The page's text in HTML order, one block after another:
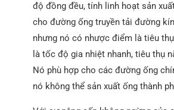
độ đồng đều, tính linh hoạt sản
cho đường ống truyền tải đường
nhưng nó có nhược điểm là tiêu
là tốc độ gia nhiệt nhanh, tiêu thụ
Nó phù hợp cho các đường ống
nó không thể sản xuất ống thành